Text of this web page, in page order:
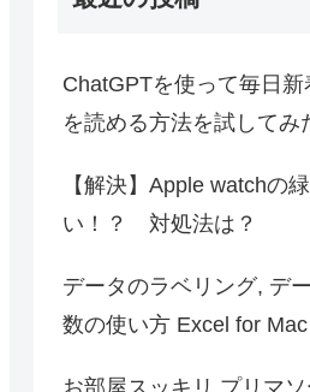
ChatGPTを使って毎日
を読める方法を試してみ
【解決】Apple watchの
い！？ 対処法は？
データのラベリング, デ
数の使い方 Excel for Mac
お部屋スッキリ プリマソ